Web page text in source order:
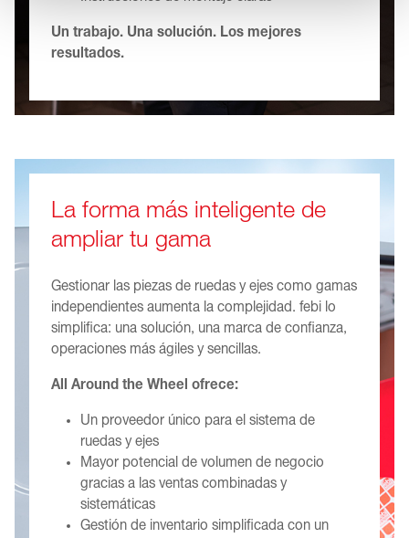
Un trabajo. Una solución. Los mejores
resultados.
La forma más inteligente de
ampliar tu gama
Gestionar las piezas de ruedas y ejes como gamas
independientes aumenta la complejidad. febi lo
simplifica: una solución, una marca de confianza,
operaciones más ágiles y sencillas.
All Around the Wheel ofrece:
Un proveedor único para el sistema de
ruedas y ejes
Mayor potencial de volumen de negocio
gracias a las ventas combinadas y
sistemáticas
Gestión de inventario simplificada con un